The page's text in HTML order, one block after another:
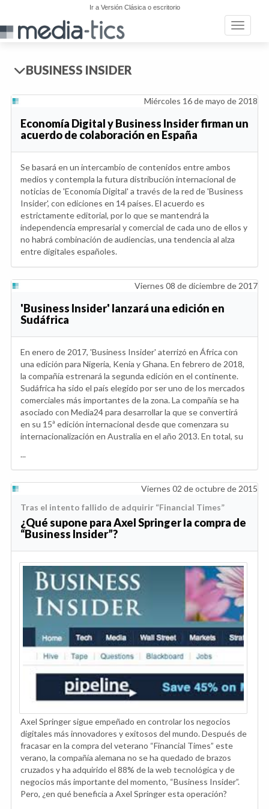
Ir a Versión Clásica o escritorio
Toggle
BUSINESS INSIDER
Miércoles 16 de mayo de 2018
Economía Digital y Business Insider firman un
acuerdo de colaboración en España
Se basará en un intercambio de contenidos entre ambos
medios y contempla la futura distribución internacional de
noticias de 'Economía Digital' a través de la red de 'Business
Insider', con ediciones en 14 países. El acuerdo es
estrictamente editorial, por lo que se mantendrá la
independencia empresarial y comercial de cada uno de ellos y
no habrá combinación de audiencias, una tendencia al alza
entre digitales españoles.
Viernes 08 de diciembre de 2017
'Business Insider' lanzará una edición en
Sudáfrica
En enero de 2017, 'Business Insider' aterrizó en África con
una edición para Nigeria, Kenia y Ghana. En febrero de 2018,
la compañía estrenará la segunda edición en el continente.
Sudáfrica ha sido el país elegido por ser uno de los mercados
comerciales más importantes de la zona. La compañía se ha
asociado con Media24 para desarrollar la que se convertirá
en su 15ª edición internacional desde que comenzara su
internacionalización en Australia en el año 2013. En total, su
...
Viernes 02 de octubre de 2015
Tras el intento fallido de adquirir “Financial Times”
¿Qué supone para Axel Springer la compra de
“Business Insider”?
Axel Springer sigue empeñado en controlar los negocios
digitales más innovadores y exitosos del mundo. Después de
fracasar en la compra del veterano “Financial Times” este
verano, la compañía alemana no se ha quedado de brazos
cruzados y ha adquirido el 88% de la web tecnológica y de
negocios más importante del momento, “Business Insider”.
Pero, ¿en qué beneficia a Axel Springer esta operación?